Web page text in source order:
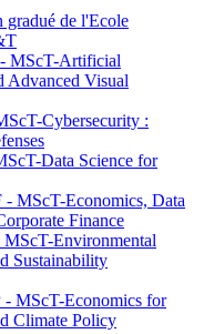
de l'Ecole
MScT-Artificial
Advanced Visual
Cybersecurity :
Data Science for
MScT-Economics, Data
Finance
Environmental
Sustainability
MScT-Economics for
Climate Policy